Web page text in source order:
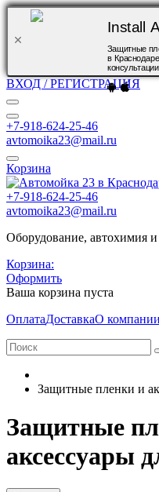
Install
Защитные
в
ВХОД / РЕГИСТРАЦИЯ
+7-918-624-25-46
avtomoika23@mail.ru
Корзина
+7-918-624-25-46
avtomoika23@mail.ru
Оборудование, автохимия
Корзина:
Оформить
Ваша корзина пуста
ОплатаДоставкаО компании
Защитные пленки и
Защитные
аксессуары